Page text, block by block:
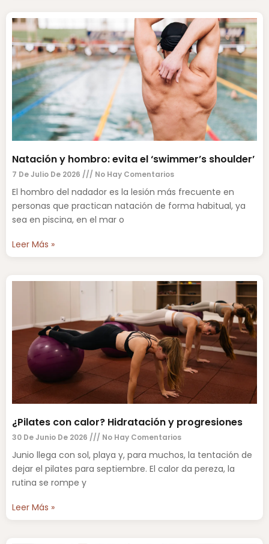
Natación y hombro: evita el ‘swimmer’s shoulder’
7 De Julio De 2026 No Hay Comentarios
El hombro del nadador es la lesión más frecuente en
personas que practican natación de forma habitual, ya
sea en piscina, en el mar o
Leer Más »
¿Pilates con calor? Hidratación y progresiones
30 De Junio De 2026 No Hay Comentarios
Junio llega con sol, playa y, para muchos, la tentación de
dejar el pilates para septiembre. El calor da pereza, la
rutina se rompe y
Leer Más »